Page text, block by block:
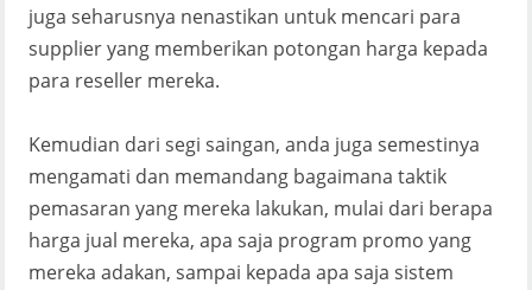
juga seharusnya nenastikan untuk mencari para
supplier yang memberikan potongan harga kepada
para reseller mereka.
Kemudian dari segi saingan, anda juga semestinya
mengamati dan memandang bagaimana taktik
pemasaran yang mereka lakukan, mulai dari berapa
harga jual mereka, apa saja program promo yang
mereka adakan, sampai kepada apa saja sistem